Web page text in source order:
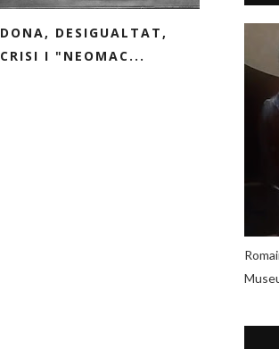
DONA, DESIGUALTAT,
CRISI I "NEOMAC...